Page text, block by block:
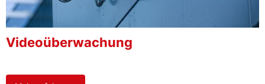
Videoüberwachung